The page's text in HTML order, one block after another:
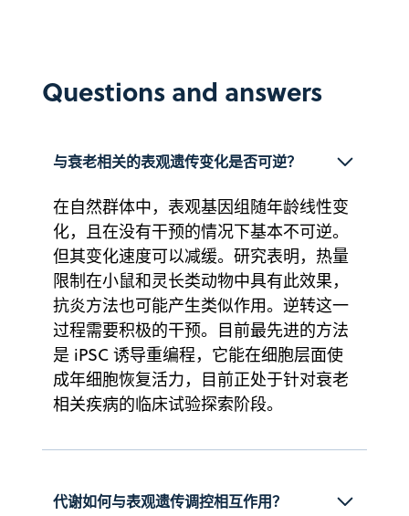
Questions and answers
与衰老相关的表观遗传变化是否可逆？
在自然群体中，表观基因组随年龄线性变
化，且在没有干预的情况下基本不可逆。
但其变化速度可以减缓。研究表明，热量
限制在小鼠和灵长类动物中具有此效果，
抗炎方法也可能产生类似作用。逆转这一
过程需要积极的干预。目前最先进的方法
是 iPSC 诱导重编程，它能在细胞层面使
成年细胞恢复活力，目前正处于针对衰老
相关疾病的临床试验探索阶段。
代谢如何与表观遗传调控相互作用？